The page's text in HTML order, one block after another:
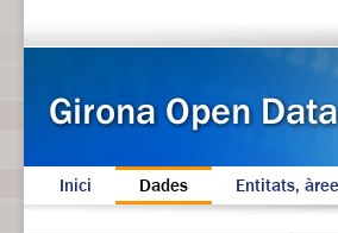
Inici Dades Entitats,